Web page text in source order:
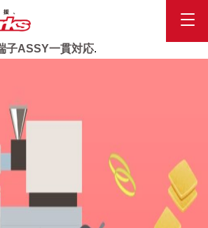
インサート成形＋端子ASSY一貫対応
1247 × 1247
T0品約3週間！ PBT
子ASSY一貫対応.